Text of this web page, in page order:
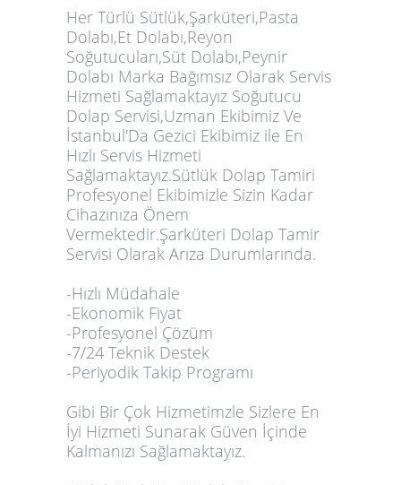
Her Türlü Sütlük,Şarküteri,Pasta
Dolabı,Et Dolabı,Reyon
Soğutucuları,Süt Dolabı,Peynir
Dolabı Marka Bağımsız Olarak Servis
Hizmeti Sağlamaktayız Soğutucu
Dolap Servisi,Uzman Ekibimiz Ve
İstanbul'Da Gezici Ekibimiz ile En
Hızlı Servis Hizmeti
Sağlamaktayız.Sütlük Dolap Tamiri
Profesyonel Ekibimizle Sizin Kadar
Cihazınıza Önem
Vermektedir.Şarküteri Dolap Tamir
Servisi Olarak Arıza Durumlarında.
-Hızlı Müdahale
-Ekonomik Fiyat
-Profesyonel Çözüm
-7/24 Teknik Destek
-Periyodik Takip Programı
Gibi Bir Çok Hizmetimzle Sizlere En
İyi Hizmeti Sunarak Güven İçinde
Kalmanızı Sağlamaktayız.